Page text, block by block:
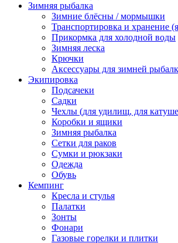
Зимняя рыбалка
Зимние блёсны / мормышки
Транспортировка и хранение
Прикормка для холодной воды
Зимняя леска
Крючки
Аксессуары для зимней
Экипировка
Подсачеки
Садки
Чехлы (для удилищ, для
Коробки и ящики
Зимняя рыбалка
Сетки для раков
Сумки и рюкзаки
Одежда
Обувь
Кемпинг
Кресла и стулья
Палатки
Зонты
Фонари
Газовые горелки и плитки